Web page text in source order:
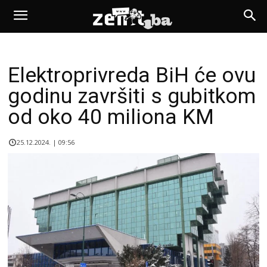
Elektroprivreda BiH će ovu
godinu završiti s gubitkom
od oko 40 miliona KM
25.12.2024. | 09:56